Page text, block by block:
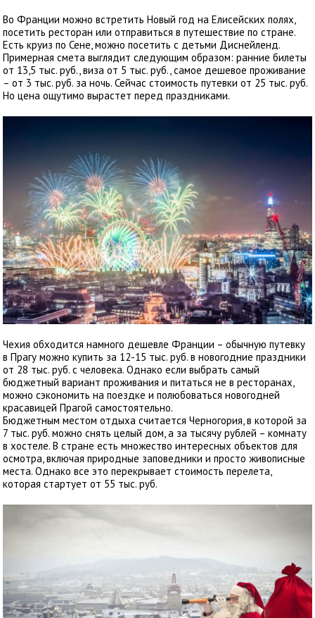
Во Франции можно встретить Новый год на Елисейских полях,
посетить ресторан или отправиться в путешествие по стране.
Есть круиз по Сене, можно посетить с детьми Диснейленд.
Примерная смета выглядит следующим образом: ранние билеты
от 13,5 тыс. руб., виза от 5 тыс. руб., самое дешевое проживание
– от 3 тыс. руб. за ночь. Сейчас стоимость путевки от 25 тыс. руб.
Но цена ощутимо вырастет перед праздниками.
Чехия обходится намного дешевле Франции – обычную путевку
в Прагу можно купить за 12-15 тыс. руб. в новогодние праздники
от 28 тыс. руб. с человека. Однако если выбрать самый
бюджетный вариант проживания и питаться не в ресторанах,
можно сэкономить на поездке и полюбоваться новогодней
красавицей Прагой самостоятельно.
Бюджетным местом отдыха считается Черногория, в которой за
7 тыс. руб. можно снять целый дом, а за тысячу рублей – комнату
в хостеле. В стране есть множество интересных объектов для
осмотра, включая природные заповедники и просто живописные
места. Однако все это перекрывает стоимость перелета,
которая стартует от 55 тыс. руб.